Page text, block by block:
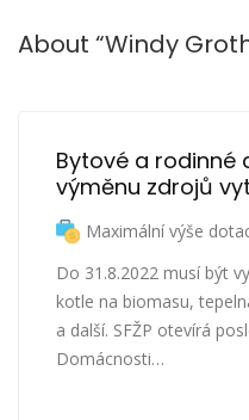
About “Windy
Bytové a rodinné
výměnu zdrojů
Maximální výše
Do 31.8.2022 musí být
kotle na biomasu,
a další. SFŽP otevírá
Domácnosti…